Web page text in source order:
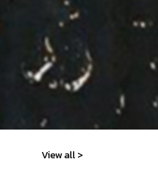
View all >